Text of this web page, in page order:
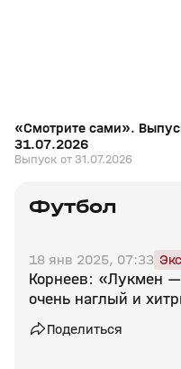
«Смотрите сами».
31.07.2026
Выпуск от 31.07.2026
Футбол
18 янв 2025, 07:33
Корнеев: «Лукмен
очень наглый и
Поделиться